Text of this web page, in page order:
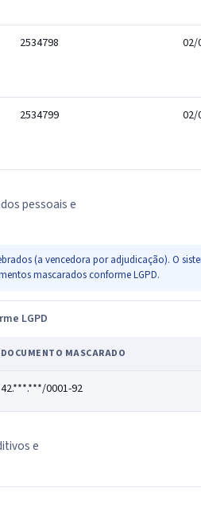
2534798
02/
2534799
02/
pessoais e
(a vencedora por adjudicação). O
mascarados conforme LGPD.
LGPD
DOCUMENTO MASCARADO
42.***.***/0001-92
e